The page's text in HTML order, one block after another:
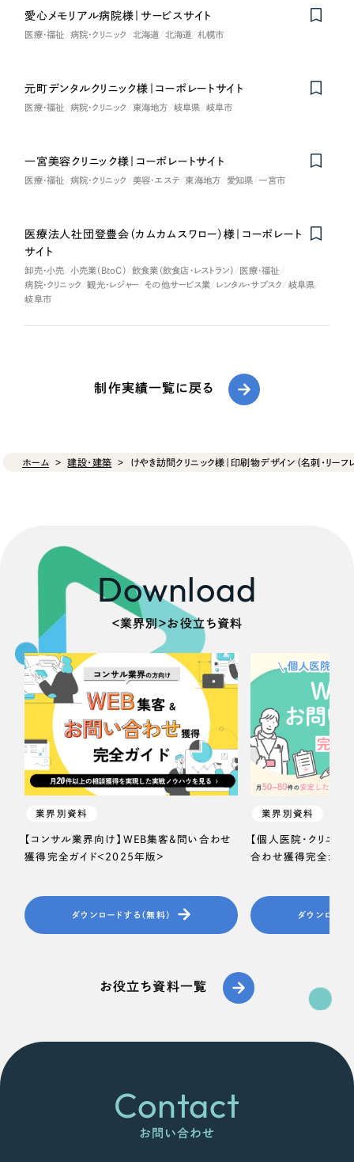
愛心メモリアル病院様｜サービスサイト
医療・福祉 病院・クリニック 北海道 北海道 札幌市
元町デンタルクリニック様｜コーポレートサイト
医療・福祉 病院・クリニック 東海地方 岐阜県 岐阜市
一宮美容クリニック様｜コーポレートサイト
医療・福祉 病院・クリニック 美容・エステ 東海地方 愛知県 一宮市
医療法人社団登豊会（カムカムスワロー）様｜コーポレート
サイト
卸売・小売 小売業（BtoC） 飲食業（飲食店・レストラン）
医療・福祉
病院・クリニック
観光・レジャー その他サービス業 レンタル・サブスク
岐阜県
岐阜市
制作実績一覧に戻る
ホーム 建設・建築 けやき訪問クリニック様｜印刷物デザイン（名刺・リーフレ
Download
＜業界別＞お役立ち資料
業界別資料
【コンサル業界向け】WEB集客＆問い合わせ
獲得完全ガイド＜2025年版＞
ダウンロードする（無料）
業界別資料
【個人医院・クリニッ
合わせ獲得完全ガイ
ダウンロード
お役立ち資料一覧
Contact
お問い合わせ